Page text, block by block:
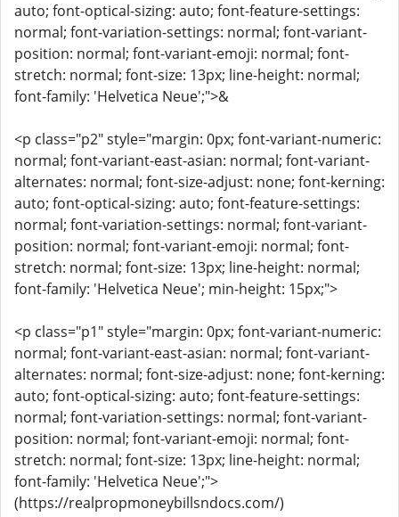
auto; font-optical-sizing: auto; font-feature-settings:
normal; font-variation-settings: normal; font-variant-
position: normal; font-variant-emoji: normal; font-
stretch: normal; font-size: 13px; line-height: normal;
font-family: 'Helvetica Neue';">&
<p class="p2" style="margin: 0px; font-variant-numeric:
normal; font-variant-east-asian: normal; font-variant-
alternates: normal; font-size-adjust: none; font-kerning:
auto; font-optical-sizing: auto; font-feature-settings:
normal; font-variation-settings: normal; font-variant-
position: normal; font-variant-emoji: normal; font-
stretch: normal; font-size: 13px; line-height: normal;
font-family: 'Helvetica Neue'; min-height: 15px;">
<p class="p1" style="margin: 0px; font-variant-numeric:
normal; font-variant-east-asian: normal; font-variant-
alternates: normal; font-size-adjust: none; font-kerning:
auto; font-optical-sizing: auto; font-feature-settings:
normal; font-variation-settings: normal; font-variant-
position: normal; font-variant-emoji: normal; font-
stretch: normal; font-size: 13px; line-height: normal;
font-family: 'Helvetica Neue';">
(https://realpropmoneybillsndocs.com/)